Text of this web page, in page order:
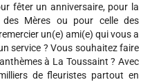
fêter un anniversaire, pour la
Mères ou pour celle des
un(e) ami(e) qui vous a
service ? Vous souhaitez faire
à La Toussaint ? Avec
de fleuristes partout en